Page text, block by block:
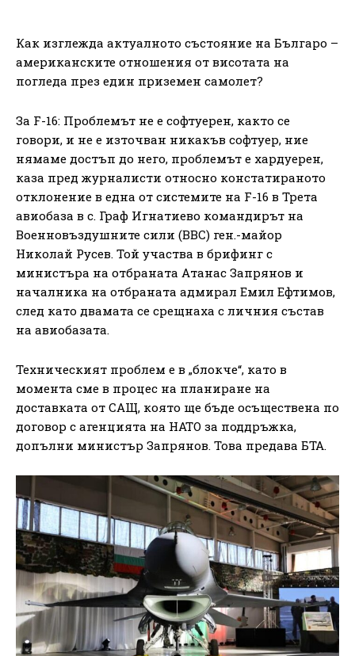
Как изглежда актуалното състояние на Българо –
американските отношения от висотата на
погледа през един приземен самолет?
За F-16: Проблемът не е софтуерен, както се
говори, и не е източван никакъв софтуер, ние
нямаме достъп до него, проблемът е хардуерен,
каза пред журналисти относно констатираното
отклонение в една от системите на F-16 в Трета
авиобаза в с. Граф Игнатиево командирът на
Военновъздушните сили (ВВС) ген.-майор
Николай Русев. Той участва в брифинг с
министъра на отбраната Атанас Запрянов и
началника на отбраната адмирал Емил Ефтимов,
след като двамата се срещнаха с личния състав
на авиобазата.
Техническият проблем е в „блокче“, като в
момента сме в процес на планиране на
доставката от САЩ, която ще бъде осъществена по
договор с агенцията на НАТО за поддръжка,
допълни министър Запрянов. Това предава БТА.